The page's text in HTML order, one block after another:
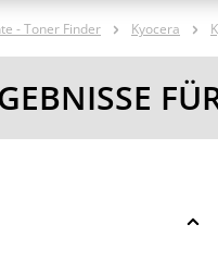
- Toner Finder Kyocera